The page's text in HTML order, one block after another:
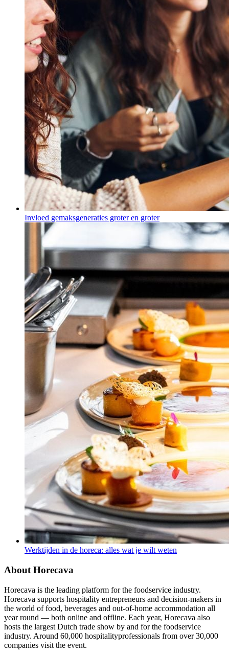
Invloed gemaksgeneraties groter en groter
Werktijden in de horeca: alles wat je wilt weten
About Horecava
Horecava is the leading platform for the foodservice industry.
Horecava supports hospitality entrepreneurs and decision-makers in
the world of food, beverages and out-of-home accommodation all
year round — both online and offline. Each year, Horecava also
hosts the largest Dutch trade show by and for the foodservice
industry. Around 60,000 hospitalityprofessionals from over 30,000
companies visit the event.